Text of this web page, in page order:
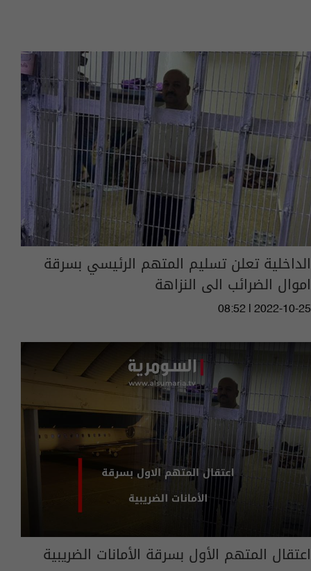
الداخلية تعلن تسليم المتهم الرئيسي بسرقة
اموال الضرائب الى النزاهة
08:52 | 2022-10-25
اعتقال المتهم الأول بسرقة الأمانات الضريبية